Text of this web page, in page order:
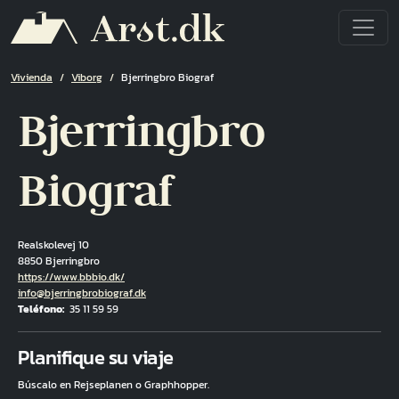
Ruta de navegación
Vivienda Viborg Bjerringbro Biograf
Bjerringbro
Biograf
Realskolevej 10
8850 Bjerringbro
Hjemmeside
https://www.bbbio.dk/
Correo electrónico
info@bjerringbrobiograf.dk
Teléfono 35 11 59 59
Planifique su viaje
Búscalo en Rejseplanen o Graphhopper.